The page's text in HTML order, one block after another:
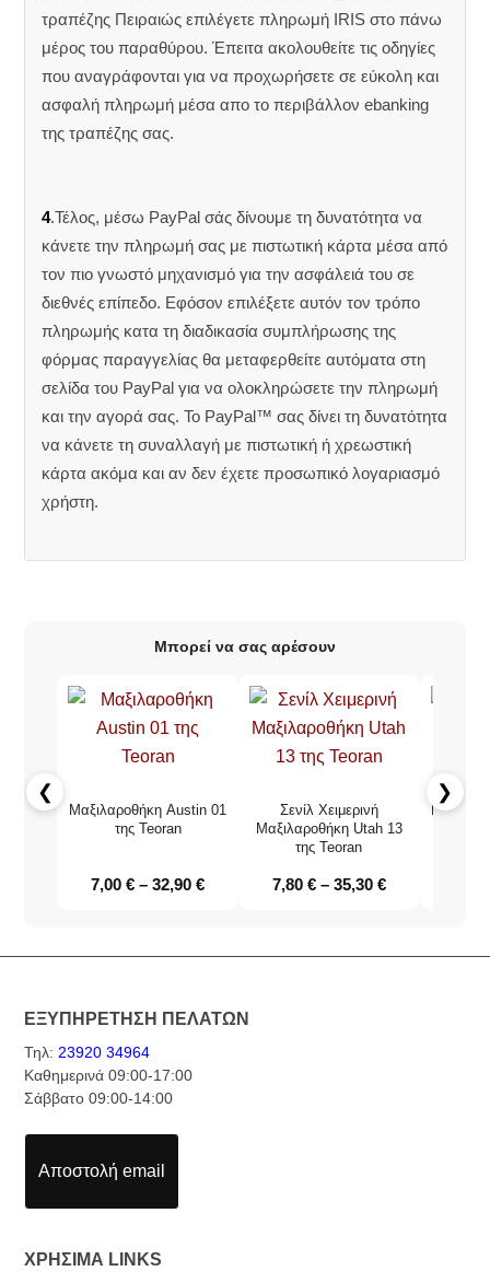
τραπέζης Πειραιώς επιλέγετε πληρωμή IRIS στο πάνω
μέρος του παραθύρου. Έπειτα ακολουθείτε τις οδηγίες
που αναγράφονται για να προχωρήσετε σε εύκολη και
ασφαλή πληρωμή μέσα απο το περιβάλλον ebanking
της τραπέζης σας.
4.Τέλος, μέσω PayPal σάς δίνουμε τη δυνατότητα να
κάνετε την πληρωμή σας με πιστωτική κάρτα μέσα από
τον πιο γνωστό μηχανισμό για την ασφάλειά του σε
διεθνές επίπεδο. Εφόσον επιλέξετε αυτόν τον τρόπο
πληρωμής κατα τη διαδικασία συμπλήρωσης της
φόρμας παραγγελίας θα μεταφερθείτε αυτόματα στη
σελίδα του PayPal για να ολοκληρώσετε την πληρωμή
και την αγορά σας. Το PayPal™ σας δίνει τη δυνατότητα
να κάνετε τη συναλλαγή με πιστωτική ή χρεωστική
κάρτα ακόμα και αν δεν έχετε προσωπικό λογαριασμό
χρήστη.
Μπορεί να σας αρέσουν
❮
Μαξιλαροθήκη Austin 01
της Teoran
7,00€ – 32,90€
Σενίλ Χειμερινή
Μαξιλαροθήκη Utah 13
της Teoran
7,80 € – 35,30 €
❯
ΕΞΥΠΗΡΕΤΗΣΗ ΠΕΛΑΤΩΝ
Τηλ: 23920 34964
Καθημερινά 09:00-17:00
Σάββατο 09:00-14:00
Αποστολή email
ΧΡΗΣΙΜΑ LINKS